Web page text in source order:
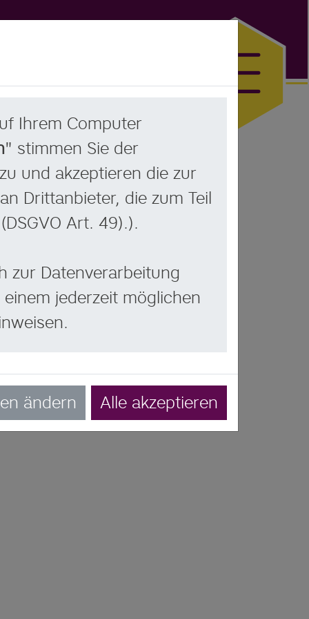
Ihrem Computer
" stimmen Sie der
und akzeptieren die zur
Drittanbieter, die zum Teil
Art. 49).).
zur Datenverarbeitung
jederzeit möglichen
ändern Alle akzeptieren